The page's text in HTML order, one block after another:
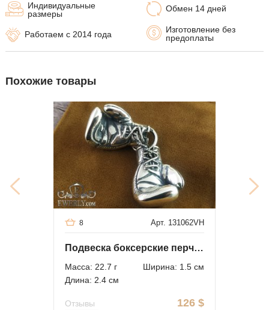
Обмен 14 дней
Изготовление без
предоплаты
Индивидуальные
размеры
Работаем с 2014 года
Похожие товары
Арт. 131062VH
8
Подвеска боксерские перчатки из серебра
Масса: 22.7 г
Ширина: 1.5 см
Длина: 2.4 см
126 $
Отзывы